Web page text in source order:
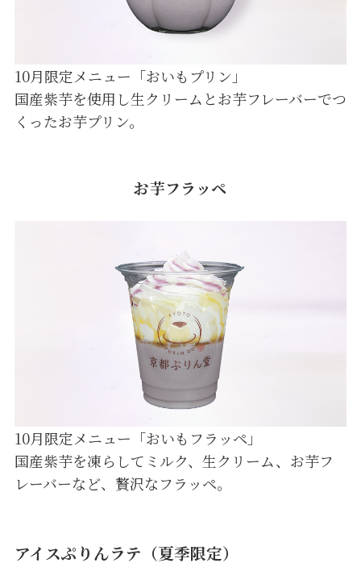
10月限定メニュー「おいもプリン」
国産紫芋を使用し生クリームとお芋フレーバーでつ
くったお芋プリン。
お芋フラッペ
10月限定メニュー「おいもフラッペ」
国産紫芋を凍らしてミルク、生クリーム、お芋フ
レーバーなど、贅沢なフラッペ。
アイスぷりんラテ（夏季限定）